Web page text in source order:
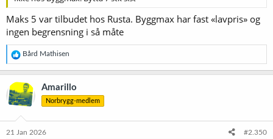
Maks 5 var tilbudet hos Rusta. Byggmax har fast «lavpris» og
ingen begrensning i så måte
R
e
a
k
s
j
e
Bård Mathisen
Amarillo
Norbrygg-medlem
21 Jan 2026 #2.350